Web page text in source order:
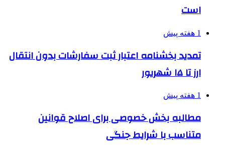
است
1 هفته پیش
تمدید بخشنامه اعتبار ثبت سفارشات بدون انتقال
ارز تا ۱۵ شهریور
1 هفته پیش
مطالبه بخش خصوصی برای اصلاح قوانین
متناسب با شرایط جنگی